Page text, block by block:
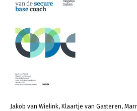
Jakob van Wielink, Klaartje van Gasteren,